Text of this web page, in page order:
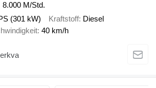
8.000 M/Std.
(301 kW) Kraftstoff Diesel
40 km/h